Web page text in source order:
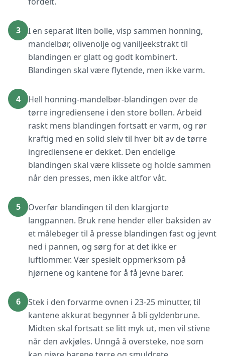
3
I en separat liten bolle, visp sammen honning,
mandelbør, olivenolje og vaniljeekstrakt til
blandingen er glatt og godt kombinert.
Blandingen skal være flytende, men ikke varm.
4
Hell honning-mandelbør-blandingen over de
tørre ingrediensene i den store bollen. Arbeid
raskt mens blandingen fortsatt er varm, og rør
kraftig med en solid sleiv til hver bit av de tørre
ingrediensene er dekket. Den endelige
blandingen skal være klissete og holde sammen
når den presses, men ikke altfor våt.
5
Overfør blandingen til den klargjorte
langpannen. Bruk rene hender eller baksiden av
et målebeger til å presse blandingen fast og jevnt
ned i pannen, og sørg for at det ikke er
luftlommer. Vær spesielt oppmerksom på
hjørnene og kantene for å få jevne barer.
6
Stek i den forvarme ovnen i 23-25 minutter, til
kantene akkurat begynner å bli gyldenbrune.
Midten skal fortsatt se litt myk ut, men vil stivne
når den avkjøles. Unngå å oversteke, noe som